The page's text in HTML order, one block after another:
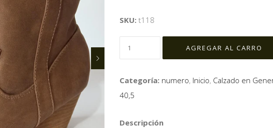
SKU: t118
Categoría: numero, Inicio, Calzado en
40,5
Descripción